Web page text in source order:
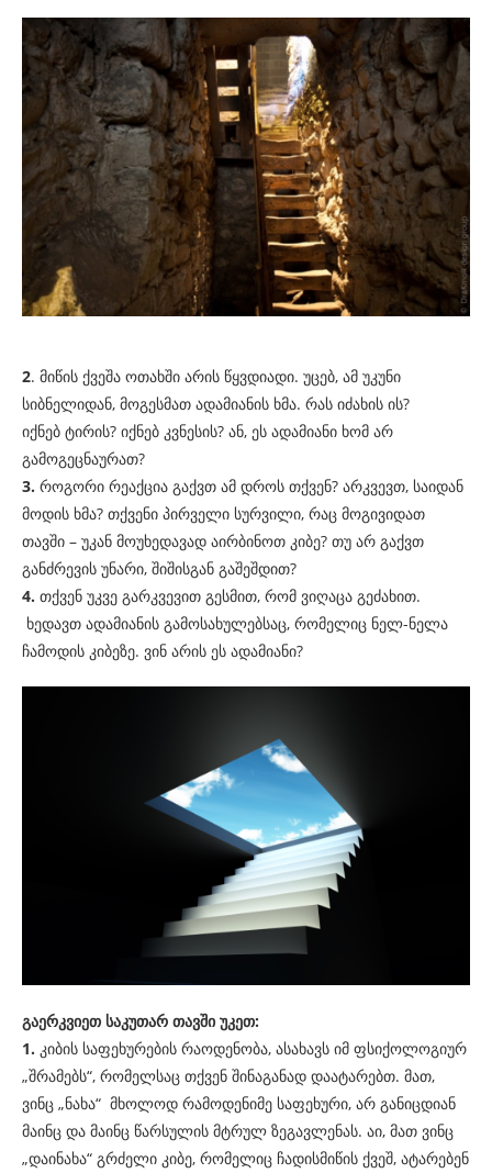
2. მიწის ქვეშა ოთახში არის წყვდიადი. უცებ, ამ უკუნი
სიბნელიდან, მოგესმათ ადამიანის ხმა. რას იძახის ის?
იქნებ ტირის? იქნებ კვნესის? ან, ეს ადამიანი ხომ არ
გამოგეცნაურათ?
3. როგორი რეაქცია გაქვთ ამ დროს თქვენ? არკვევთ, საიდან
მოდის ხმა? თქვენი პირველი სურვილი, რაც მოგივიდათ
თავში – უკან მოუხედავად აირბინოთ კიბე? თუ არ გაქვთ
განძრევის უნარი, შიშისგან გაშეშდით?
4. თქვენ უკვე გარკვევით გესმით, რომ ვიღაცა გეძახით.
ხედავთ ადამიანის გამოსახულებსაც, რომელიც ნელ-ნელა
ჩამოდის კიბეზე. ვინ არის ეს ადამიანი?
გაერკვიეთ საკუთარ თავში უკეთ:
1. კიბის საფეხურების რაოდენობა, ასახავს იმ ფსიქოლოგიურ
„შრამებს“, რომელსაც თქვენ შინაგანად დაატარებთ. მათ,
ვინც „ნახა“ მხოლოდ რამოდენიმე საფეხური, არ განიცდიან
მაინც და მაინც წარსულის მტრულ ზეგავლენას. აი, მათ ვინც
„დაინახა“ გრძელი კიბე, რომელიც ჩადისმიწის ქვეშ, ატარებენ